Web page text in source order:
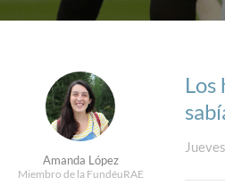
Amanda López
Miembro de la FundéuRAE
Los